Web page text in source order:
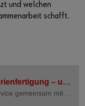
und welchen
schafft.